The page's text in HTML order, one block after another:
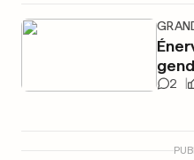
2